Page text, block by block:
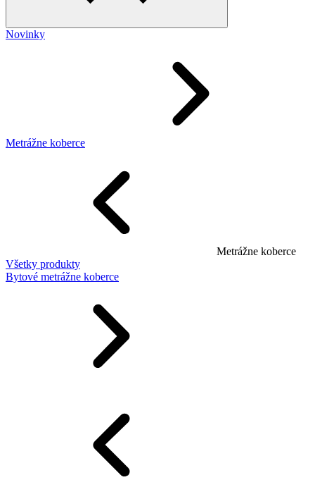
Novinky
Metrážne koberce
Metrážne koberce
Všetky produkty
Bytové metrážne koberce